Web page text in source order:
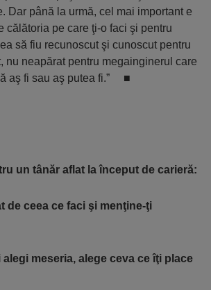
Dar până la urmă, cel mai important e
călătoria pe care ţi-o faci şi pentru
să fiu recunoscut şi cunoscut pentru
nu neapărat pentru megainginerul care
aş fi sau aş putea fi.” ■
un tânăr aflat la început de carieră:
de ceea ce faci şi menţine-ţi
meseria, alege ceva ce îţi place